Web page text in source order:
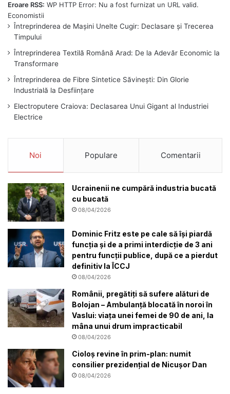
Eroare RSS: WP HTTP Error: Nu a fost furnizat un URL valid.
Întreprinderea de Mașini Unelte Cugir: Declasare și Trecerea
Timpului
Întreprinderea Textilă Română Arad: De la Adevăr Economic la
Transformare
Întreprinderea de Fibre Sintetice Săvinești: Din Glorie
Industrială la Desființare
Electroputere Craiova: Declasarea Unui Gigant al Industriei
Electrice
Noi Populare Comentarii
Ucrainenii ne cumpără industria bucată
cu bucată
08/04/2026
Dominic Fritz este pe cale să își piardă
funcția și de a primi interdicție de 3 ani
pentru funcții publice, după ce a pierdut
definitiv la ÎCCJ
08/04/2026
Românii, pregătiți să sufere alături de
Bolojan – Ambulanță blocată în noroi în
Vaslui: viața unei femei de 90 de ani, la
mâna unui drum impracticabil
08/04/2026
Cioloș revine în prim-plan: numit
consilier prezidențial de Nicușor Dan
08/04/2026